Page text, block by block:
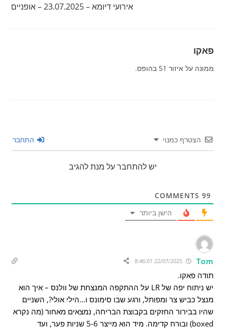
אירועי דיומא – 23.07.2025 – אופניים
פאקו
ממונה על איזור 51 בהופס.
הצטרף כמנוי התחבר
יש להתחבר על מנת להגיב
99
הישן ביותר
Tom
תודה פאקו.
יש ניתוח יפה של LR על ההתקפה המנצחת של וולנס – איך הוא
מנצל כביש צר ומפותל, ורגע שבו סימונס ו…הילי אולי?, השניים
שהיו בבירור החזקים בקבוצת הבריחה, נמצאים מאחור (מה נקרא
boxed) ובורח קדימה. מיד הוא מייצר 5-6 שניות פער, ועד